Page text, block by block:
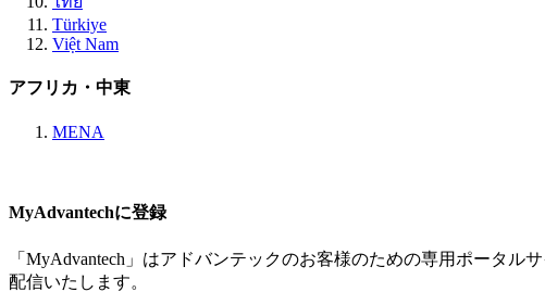
Türkiye
Việt Nam
アフリカ・中東
MENA
MyAdvantechに登録
「MyAdvantech」はアドバンテックのお客様のための専用ポータ
配信いたします。